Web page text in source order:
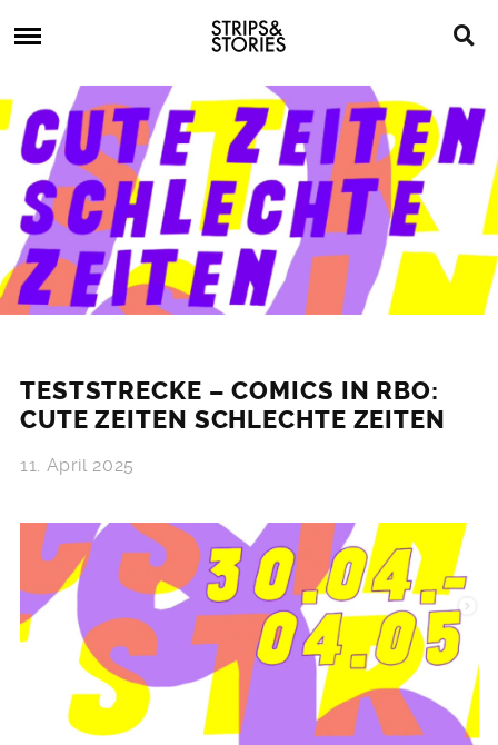
to
Strips
&
Stories
&
Stories
Novels,
Comics,
Bücher
TESTSTRECKE – COMICS IN RBO:
CUTE ZEITEN SCHLECHTE ZEITEN
11. April 2025